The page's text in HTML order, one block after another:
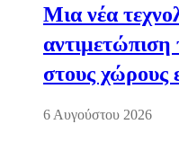
Μια νέα
αντιμετώπιση
στους χώρους
6 Αυγούστου 2026